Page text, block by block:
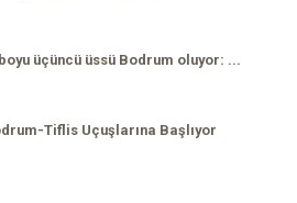
üçüncü üssü Bodrum oluyor: ...
Tiflis Uçuşlarına Başlıyor